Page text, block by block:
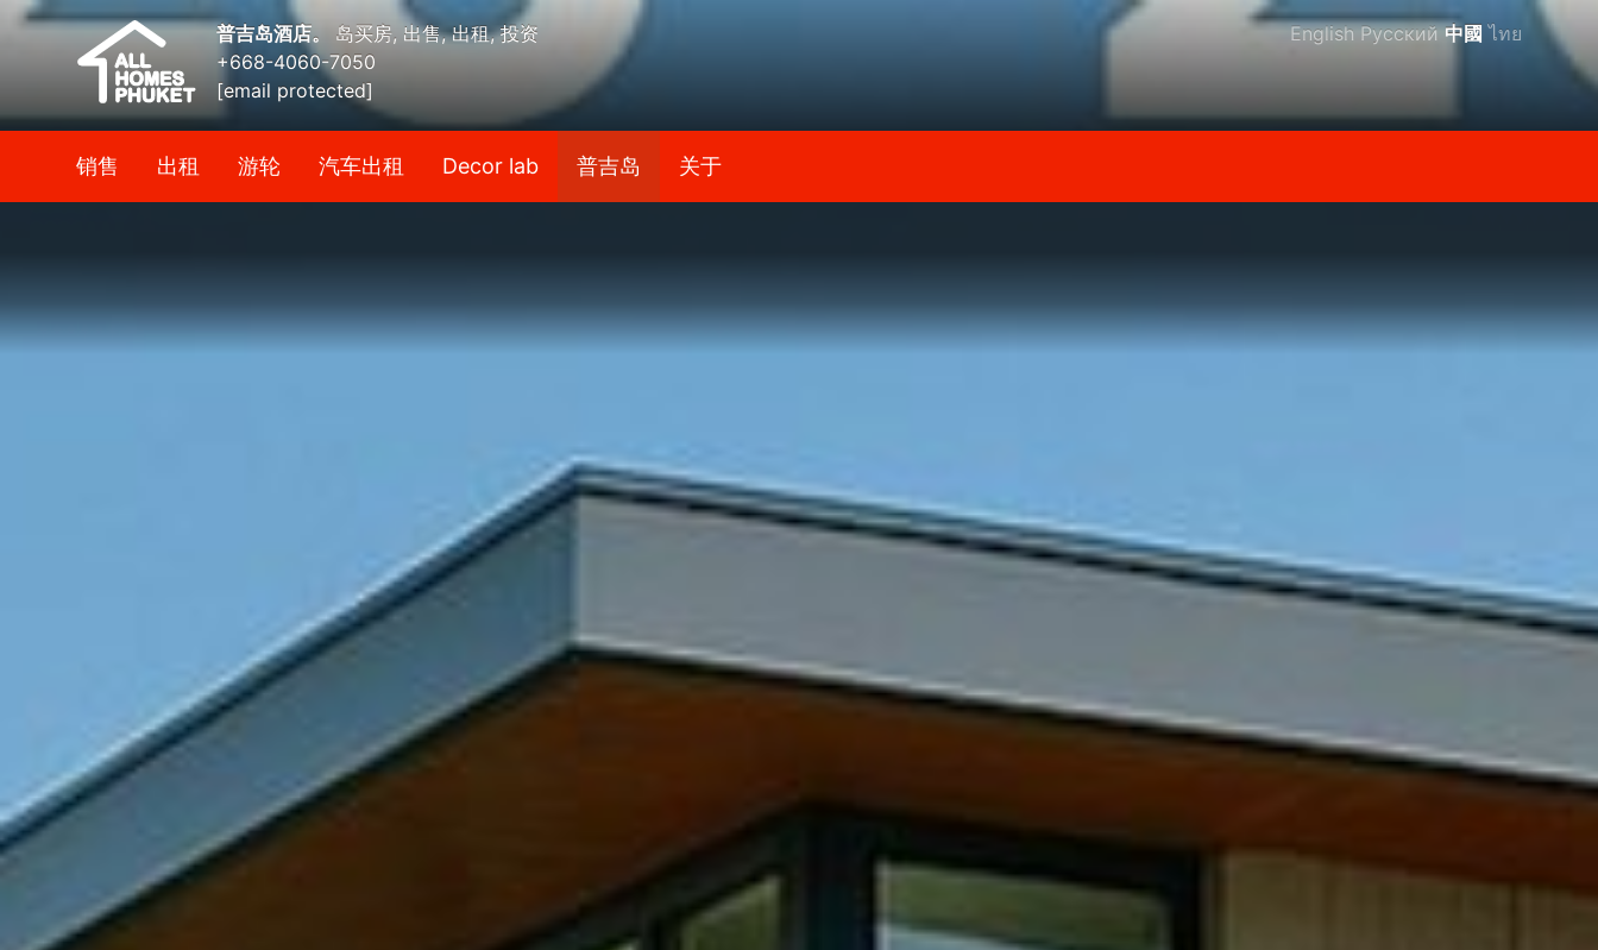
普吉岛酒店。 岛买房, 出售, 出租, 投资
+668-4060-7050
[email protected]
English Русский 中國 ไทย
销售 出租 游轮 汽车出租 Decor lab 普吉岛 关于